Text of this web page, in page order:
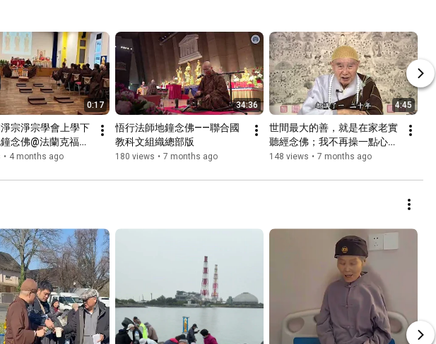
0:17
宗淨宗學會上學下
念佛@法蘭克福美
03-11
• 4 months ago
34:36
悟行法師地鐘念佛——聯合國
教科文組織總部版
180 views • 7 months ago
4:45
世間最大的善，就是在家老實
聽經念佛；我不再操一點心，
一心求生淨土
148 views • 7 months ago